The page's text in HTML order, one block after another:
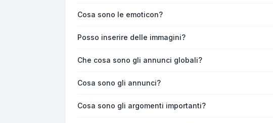
Cosa sono le emoticon?
Posso inserire delle immagini?
Che cosa sono gli annunci globali?
Cosa sono gli annunci?
Cosa sono gli argomenti importanti?